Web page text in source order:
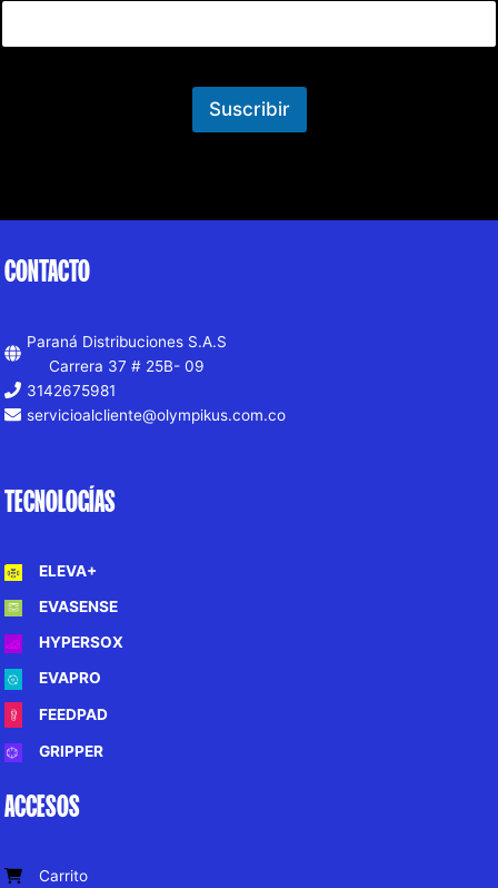
Suscribir
CONTACTO
Paraná Distribuciones S.A.S
Carrera 37 # 25B- 09
3142675981
servicioalcliente@olympikus.com.co
TECNOLOGÍAS
ELEVA+
EVASENSE
HYPERSOX
EVAPRO
FEEDPAD
GRIPPER
ACCESOS
Carrito